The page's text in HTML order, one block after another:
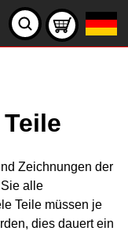
Zeichnungen der
alle
Teile müssen je
dies dauert ein